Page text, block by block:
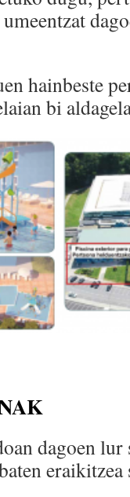
hainbeste
bi
dagoen lur
eraikitzea